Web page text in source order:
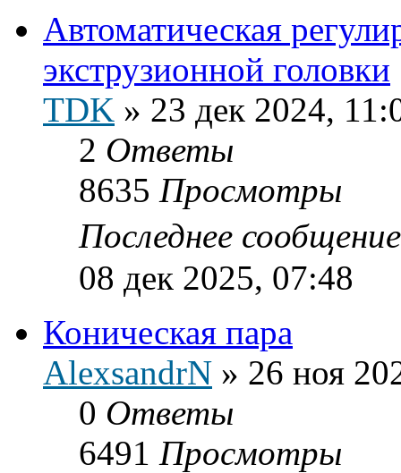
Автоматическая
экструзионной головки
TDK » 23 дек 2024,
2 Ответы
8635 Просмотры
Последнее
08 дек 2025, 07:48
Коническая пара
AlexsandrN » 26 ноя
0 Ответы
6491 Просмотры